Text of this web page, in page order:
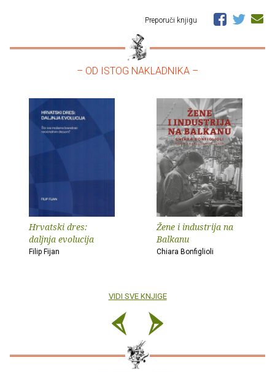
Preporuči knjigu
– OD ISTOG NAKLADNIKA –
Hrvatski dres:
daljnja evolucija
Filip Fijan
Žene i industrija na
Balkanu
Chiara Bonfiglioli
VIDI SVE KNJIGE